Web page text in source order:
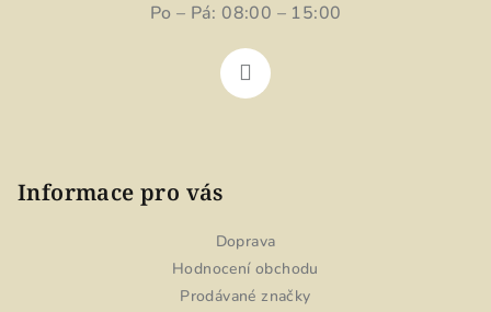
Po – Pá: 08:00 – 15:00
Informace pro vás
Doprava
Hodnocení obchodu
Prodávané značky